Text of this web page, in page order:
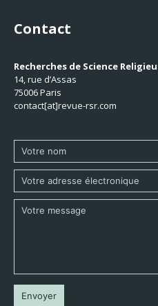
Contact
Recherches de Science
14, rue d’Assas
75006 Paris
contact[at]revue-rsr.com